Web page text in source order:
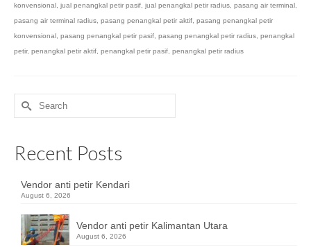
konvensional jual penangkal petir pasif jual penangkal petir radius pasang air terminal
pasang air terminal radius pasang penangkal petir aktif pasang penangkal petir
konvensional pasang penangkal petir pasif pasang penangkal petir radius penangkal
petir, penangkal petir aktif penangkal petir pasif penangkal petir radius
Search
for:
Recent Posts
Vendor anti petir Kendari
August 6, 2026
Vendor anti petir Kalimantan Utara
August 6, 2026